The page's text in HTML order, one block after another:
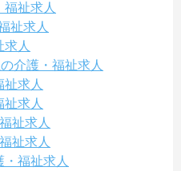
祉求人
祉求人
求人
介護・福祉求人
求人
求人
祉求人
祉求人
福祉求人